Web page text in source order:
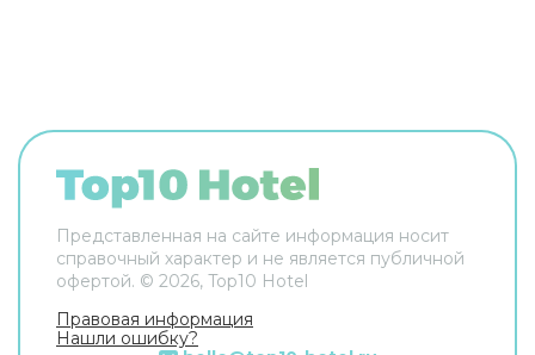
Представленная на сайте информация носит
справочный характер и не является публичной
офертой. © 2026, Top10 Hotel
Правовая информация
Нашли ошибку?